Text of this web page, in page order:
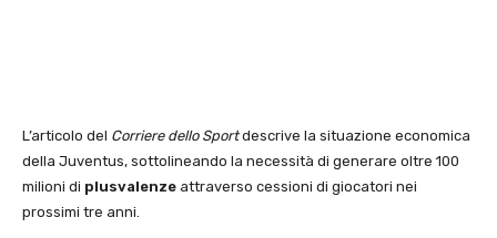
L’articolo del Corriere dello Sportdescrive la situazione economica
della Juventus, sottolineando la necessità di generare oltre 100
milioni di plusvalenze attraverso cessioni di giocatori nei
prossimi tre anni.